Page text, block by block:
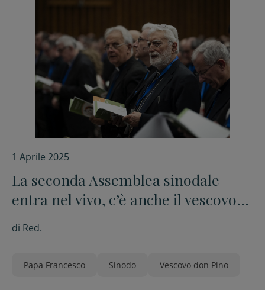
1 Aprile 2025
La seconda Assemblea sinodale
entra nel vivo, c’è anche il vescovo
don Pino
di Red.
Papa Francesco Sinodo Vescovo don Pino